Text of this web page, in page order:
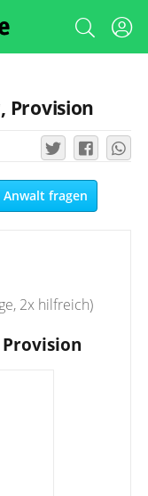
Provision
Anwalt fragen
2x hilfreich)